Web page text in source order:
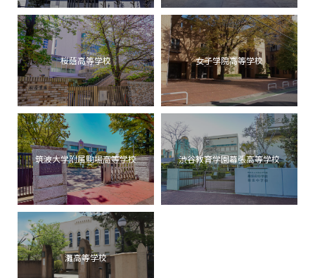
桜蔭高等学校 女子学院高等学校
筑波大学附属駒場高等学校 渋谷教育学園幕張高等学校
灘高等学校